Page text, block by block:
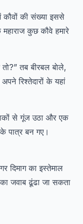
कौवों की संख्या इससे
महाराज कुछ कौवे हमारे
तब बीरबल बाेले,
रिश्तेदारों के यहां
से गूंज उठा और एक
पात्र बन गए।
दिमाग का इस्तेमाल
जवाब ढूंढा जा सकता